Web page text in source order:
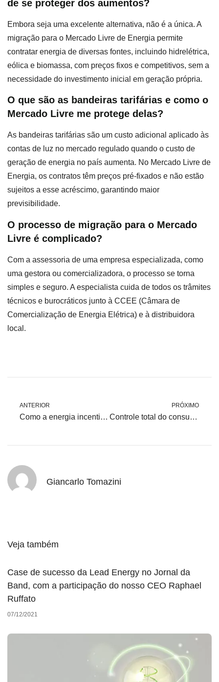
de se proteger dos aumentos?
Embora seja uma excelente alternativa, não é a única. A
migração para o Mercado Livre de Energia permite
contratar energia de diversas fontes, incluindo hidrelétrica,
eólica e biomassa, com preços fixos e competitivos, sem a
necessidade do investimento inicial em geração própria.
O que são as bandeiras tarifárias e como o
Mercado Livre me protege delas?
As bandeiras tarifárias são um custo adicional aplicado às
contas de luz no mercado regulado quando o custo de
geração de energia no país aumenta. No Mercado Livre de
Energia, os contratos têm preços pré-fixados e não estão
sujeitos a esse acréscimo, garantindo maior
previsibilidade.
O processo de migração para o Mercado
Livre é complicado?
Com a assessoria de uma empresa especializada, como
uma gestora ou comercializadora, o processo se torna
simples e seguro. A especialista cuida de todos os trâmites
técnicos e burocráticos junto à CCEE (Câmara de
Comercialização de Energia Elétrica) e à distribuidora
local.
ANTERIOR
Como a energia incentivada reduz custos sem alterar processos produtivos
PRÓXIMO
Controle total do consumo: como o ACL dá mais poder ao consumidor
Giancarlo Tomazini
Veja também
Case de sucesso da Lead Energy no Jornal da
Band, com a participação do nosso CEO Raphael
Ruffato
07/12/2021